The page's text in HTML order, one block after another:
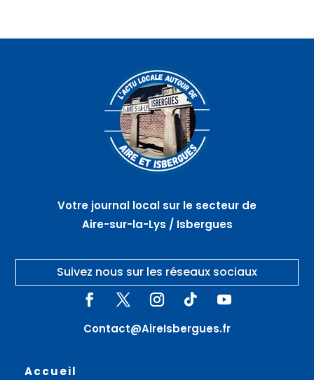
Votre journal local sur le secteur de
Aire-sur-la-Lys / Isbergues
Suivez nous sur les réseaux sociaux
Contact@AireIsbergues.fr
Accueil